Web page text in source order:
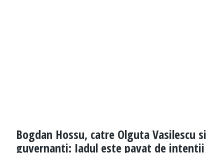
Bogdan Hossu, catre Olguta Vasilescu si
guvernanti: Iadul este pavat de intentii